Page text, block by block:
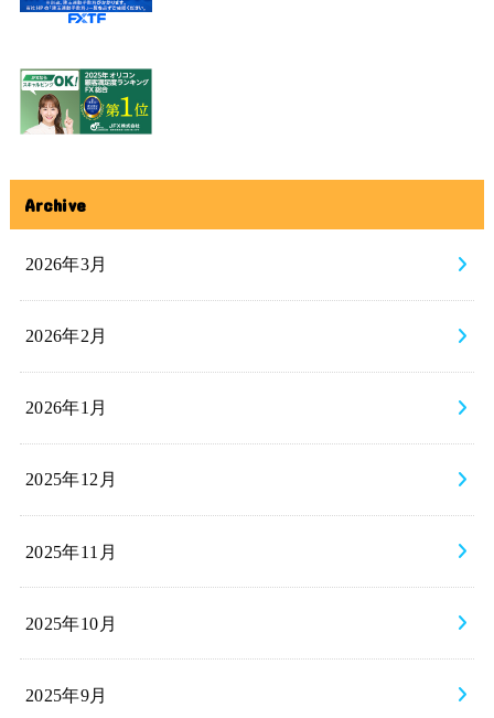
Archive
2026年3月
2026年2月
2026年1月
2025年12月
2025年11月
2025年10月
2025年9月